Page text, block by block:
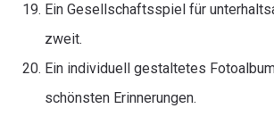
Ein Gesellschaftsspiel für
zweit.
Ein individuell gestaltetes
schönsten Erinnerungen.